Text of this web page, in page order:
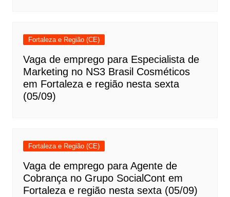
Fortaleza e Região (CE)
Vaga de emprego para Especialista de
Marketing no NS3 Brasil Cosméticos
em Fortaleza e região nesta sexta
(05/09)
Fortaleza e Região (CE)
Vaga de emprego para Agente de
Cobrança no Grupo SocialCont em
Fortaleza e região nesta sexta (05/09)